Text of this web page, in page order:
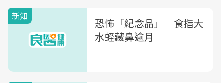
新知
恐怖「紀念品」 食指大
水蛭藏鼻逾月